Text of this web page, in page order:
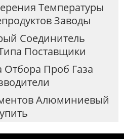
Температуры
Заводы
Соединитель
Поставщики
Отбора Проб Газа
Алюминиевый